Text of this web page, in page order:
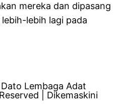
mereka dan dipasang
lebih lagi pada
Lembaga Adat
| Dikemaskini